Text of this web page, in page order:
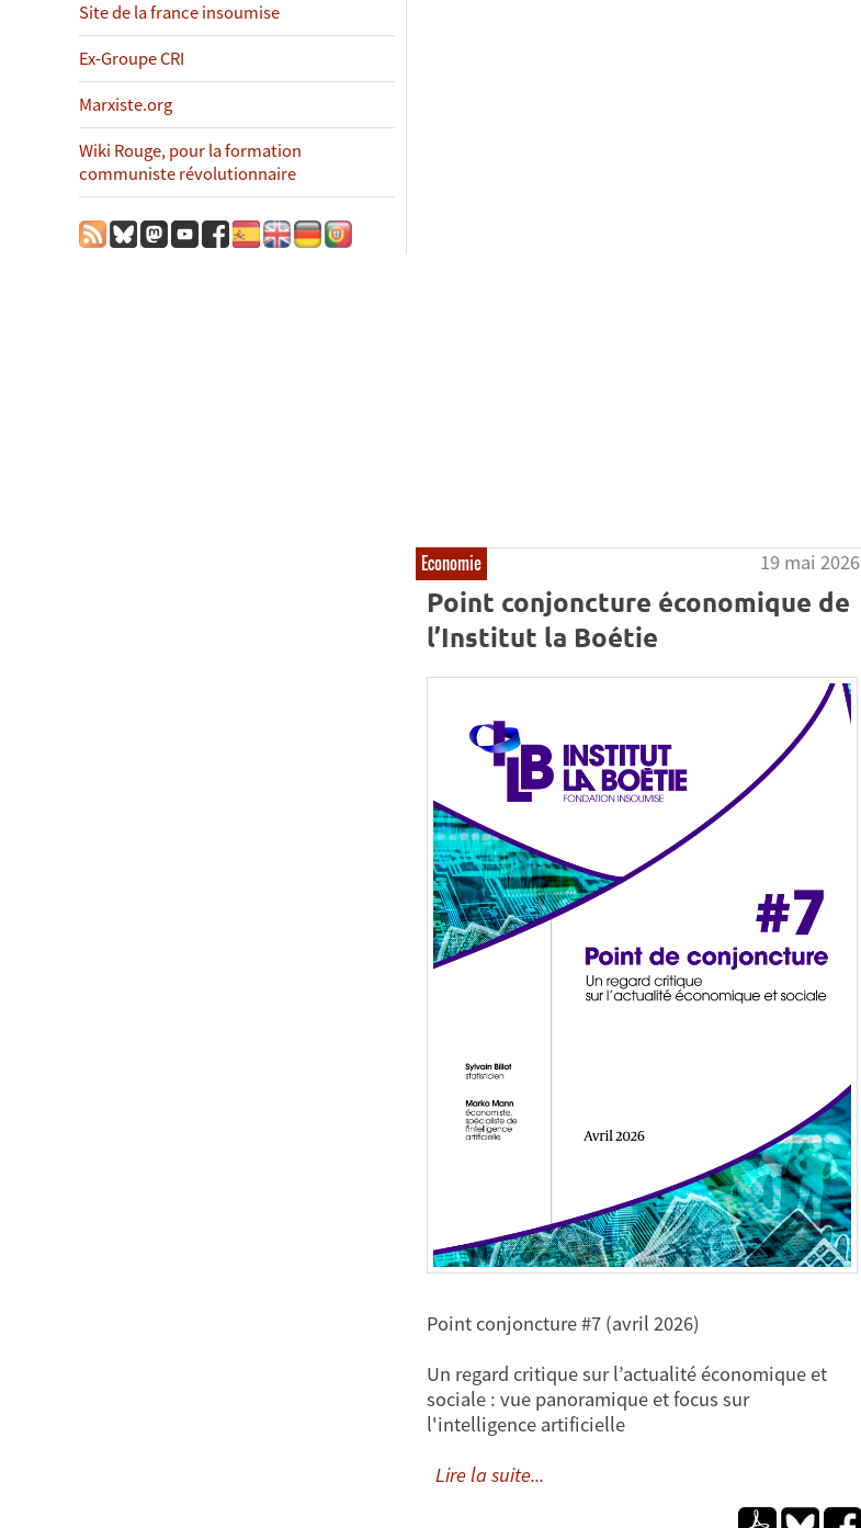
Site de la france insoumise
Ex-Groupe CRI
Marxiste.org
Wiki Rouge, pour la formation
communiste révolutionnaire
Economie 19 mai 2026
Point conjoncture économique de
l’Institut la Boétie
Point conjoncture #7 (avril 2026)
Un regard critique sur l’actualité économique et
sociale : vue panoramique et focus sur
l'intelligence artificielle
Lire la suite...